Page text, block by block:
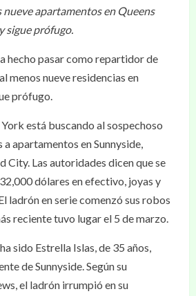
nueve apartamentos en Queens
sigue prófugo.
hecho pasar como repartidor de
menos nueve residencias en
prófugo.
está buscando al sospechoso
apartamentos en Sunnyside,
City. Las autoridades dicen que se
dólares en efectivo, joyas y
ladrón en serie comenzó sus robos
reciente tuvo lugar el 5 de marzo.
sido Estrella Islas, de 35 años,
de Sunnyside. Según su
el ladrón irrumpió en su